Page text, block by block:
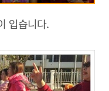
입습니다.